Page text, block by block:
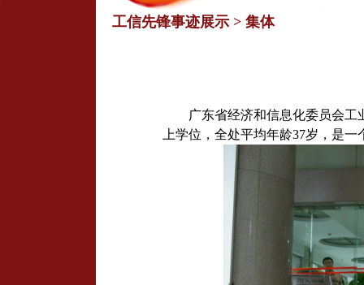
工信先锋事迹展示 > 集体
广东省经济和信息化委员会工
上学位，全处平均年龄37岁，是一